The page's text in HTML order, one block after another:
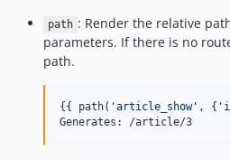
path : Render the relative
parameters. If there is no
path.
{{ path( 'article_show' , { '
Generates: /article/3